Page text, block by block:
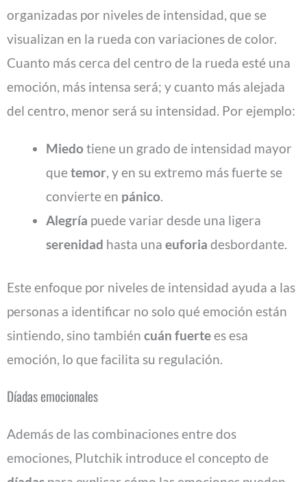
organizadas por niveles de intensidad, que se
visualizan en la rueda con variaciones de color.
Cuanto más cerca del centro de la rueda esté una
emoción, más intensa será; y cuanto más alejada
del centro, menor será su intensidad. Por ejemplo:
Miedo tiene un grado de intensidad mayor
quetemor , y en su extremo más fuerte se
convierte en pánico
Alegría puede variar desde una ligera
serenidad hasta unaeuforia desbordante.
Este enfoque por niveles de intensidad ayuda a las
personas a identificar no solo qué emoción están
sintiendo, sino también cuán fuertees esa
emoción, lo que facilita su regulación.
Díadas emocionales
Además de las combinaciones entre dos
emociones, Plutchik introduce el concepto de